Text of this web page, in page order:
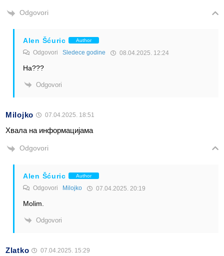
Odgovori
Alen Šćuric Author
Odgovori Sledece godine 08.04.2025. 12:24
Ha???
Odgovori
Milojko 07.04.2025. 18:51
Хвала на информацијама
Odgovori
Alen Šćuric Author
Odgovori Milojko 07.04.2025. 20:19
Molim.
Odgovori
Zlatko 07.04.2025. 15:29